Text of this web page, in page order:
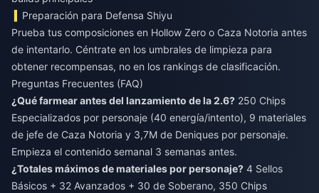
Preparación para Defensa Shiyu
Prueba tus composiciones en Hollow Zero o Caza Notoria antes
de intentarlo. Céntrate en los umbrales de limpieza para
obtener recompensas, no en los rankings de clasificación.
Preguntas Frecuentes (FAQ)
¿Qué farmear antes del lanzamiento de la 2.6? 250 Chips
Especializados por personaje (40 energía/intento), 9 materiales
de jefe de Caza Notoria y 3,7M de Deniques por personaje.
Empieza el contenido semanal 3 semanas antes.
¿Totales máximos de materiales por personaje? 4 Sellos
Básicos + 32 Avanzados + 30 de Soberano, 350 Chips